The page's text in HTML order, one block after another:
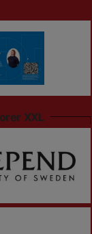
XXL